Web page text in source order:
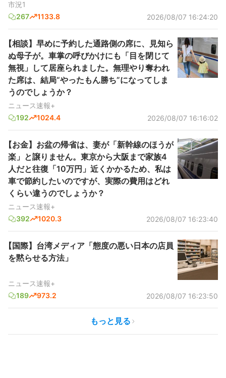
市況1
267
1133.8 2026/08/07 16:24:20
【相談】早めに予約した通路側の席に、見知ら
ぬ母子が。車掌の呼びかけにも「目を閉じて
無視」して居座られました。無理やり奪われ
た席は、結局“やったもん勝ち”になってしま
うのでしょうか？
ニュース速報+
192
1024.4 2026/08/07 16:16:02
【お金】お盆の帰省は、妻が「新幹線のほうが
楽」と譲りません。東京から大阪まで家族4
人だと往復「10万円」近くかかるため、私は
車で節約したいのですが、実際の費用はどれ
くらい違うのでしょうか？
ニュース速報+
392
1020.3 2026/08/07 16:23:40
【国際】台湾メディア「態度の悪い日本の店員
を黙らせる方法」
ニュース速報+
189
973.2 2026/08/07 16:23:50
もっと見る